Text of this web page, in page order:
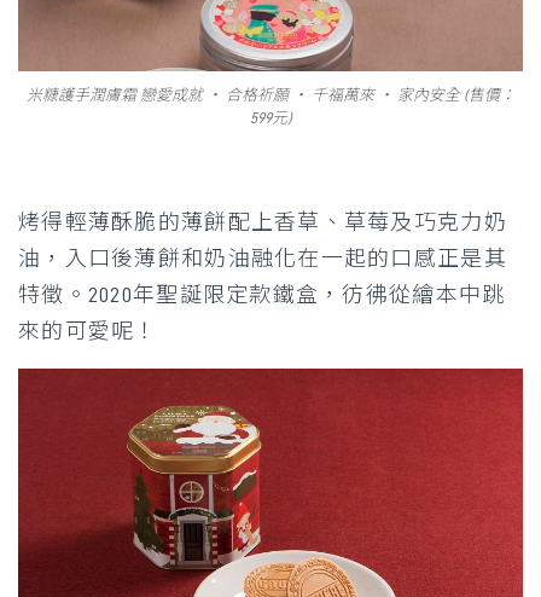
米糠護手潤膚霜 戀愛成就 ‧ 合格祈願 ‧ 千福萬來 ‧ 家內安全 (售價：
599元)
烤得輕薄酥脆的薄餅配上香草、草莓及巧克力奶
油，入口後薄餅和奶油融化在一起的口感正是其
特徵。2020年聖誕限定款鐵盒，彷彿從繪本中跳
來的可愛呢！